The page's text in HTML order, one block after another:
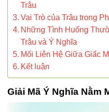
Trâu
Vai Trò của Trâu trong
Những Tình Huống
Trâu và Ý Nghĩa
Mối Liên Hệ Giữa Giấc
Kết luận
Giải Mã Ý Nghĩa Nằm